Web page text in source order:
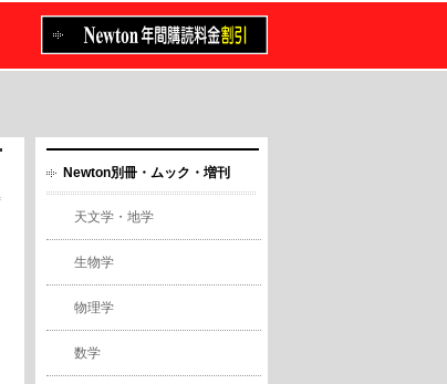
Newton別冊・ムック・増刊
天文学・地学
生物学
物理学
数学